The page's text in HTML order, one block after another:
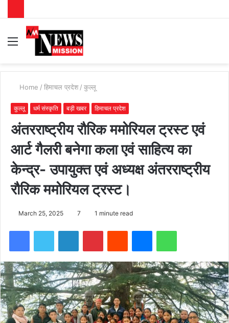
Menu
Home / हिमाचल प्रदेश / कुल्लू
कुल्लू धर्म संस्कृति बड़ी खबर हिमाचल प्रदेश
अंतरराष्ट्रीय रौरिक ममोरियल ट्रस्ट एवं
आर्ट गैलरी बनेगा कला एवं साहित्य का
केन्द्र- उपायुक्त एवं अध्यक्ष अंतरराष्ट्रीय
रौरिक ममोरियल ट्रस्ट।
March 25, 2025 7 1 minute read